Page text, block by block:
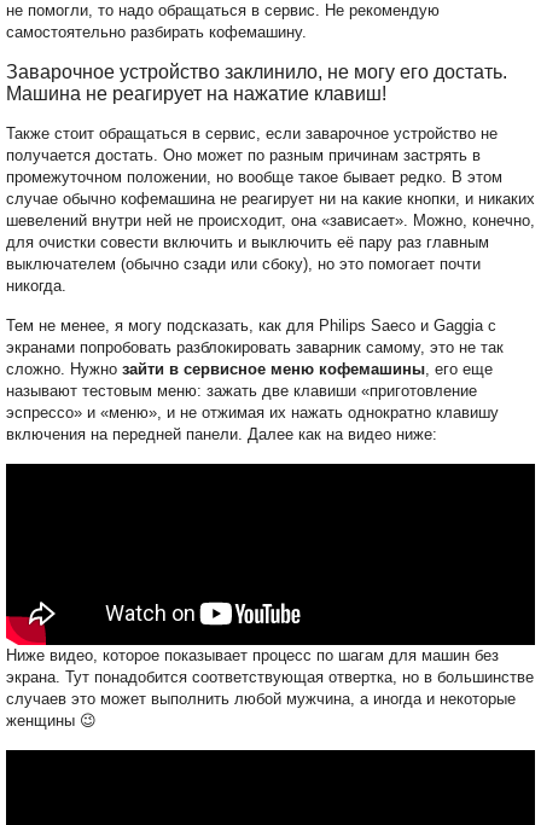
не помогли, то надо обращаться в сервис. Не рекомендую
самостоятельно разбирать кофемашину.
Заварочное устройство заклинило, не могу его достать.
Машина не реагирует на нажатие клавиш!
Также стоит обращаться в сервис, если заварочное устройство не
получается достать. Оно может по разным причинам застрять в
промежуточном положении, но вообще такое бывает редко. В этом
случае обычно кофемашина не реагирует ни на какие кнопки, и никаких
шевелений внутри ней не происходит, она «зависает». Можно, конечно,
для очистки совести включить и выключить её пару раз главным
выключателем (обычно сзади или сбоку), но это помогает почти
никогда.
Тем не менее, я могу подсказать, как для Philips Saeco и Gaggia с
экранами попробовать разблокировать заварник самому, это не так
сложно. Нужно зайти в сервисное меню кофемашины, его еще
называют тестовым меню: зажать две клавиши «приготовление
эспрессо» и «меню», и не отжимая их нажать однократно клавишу
включения на передней панели. Далее как на видео ниже:
Ниже видео, которое показывает процесс по шагам для машин без
экрана. Тут понадобится соответствующая отвертка, но в большинстве
случаев это может выполнить любой мужчина, а иногда и некоторые
женщины 😉